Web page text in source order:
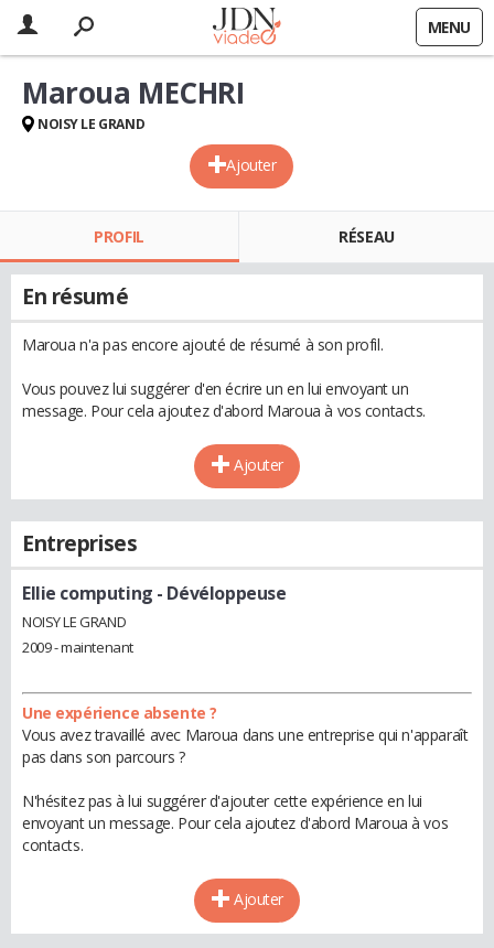
MENU
Ajouter
Maroua MECHRI
NOISY LE GRAND
PROFIL RÉSEAU
En résumé
Maroua n'a pas encore ajouté de résumé à son profil.
Vous pouvez lui suggérer d'en écrire un en lui envoyant un
message. Pour cela ajoutez d'abord Maroua à vos contacts.
Ajouter
Entreprises
Ellie computing - Dévéloppeuse
NOISY LE GRAND
2009 - maintenant
Une expérience absente ?
Vous avez travaillé avec Maroua dans une entreprise qui n'apparaît
pas dans son parcours ?
N'hésitez pas à lui suggérer d'ajouter cette expérience en lui
envoyant un message. Pour cela ajoutez d'abord Maroua à vos
contacts.
Ajouter